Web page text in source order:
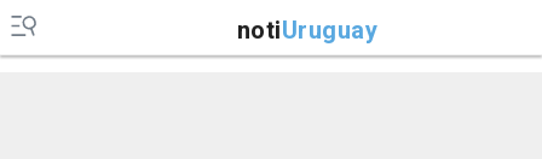
notiUruguay